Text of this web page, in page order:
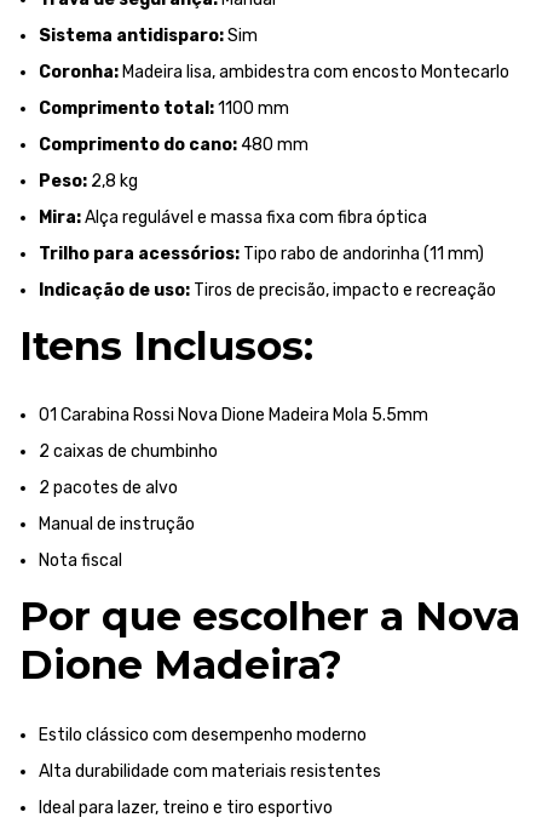
Sistema antidisparo:Sim
Coronha: Madeira lisa, ambidestra com encosto Montecarlo
Comprimento total:1100 mm
Comprimento do cano:480 mm
Peso: 2,8 kg
Mira:Alça regulável e massa fixa com fibra óptica
Trilho para acessórios: Tipo rabo de andorinha (11 mm)
Indicação de uso: Tiros de precisão, impacto e recreação
Itens Inclusos:
01 Carabina Rossi Nova Dione Madeira Mola 5.5mm
2 caixas de chumbinho
2 pacotes de alvo
Manual de instrução
Nota fiscal
Por que escolher a Nova
Dione Madeira?
Estilo clássico com desempenho moderno
Alta durabilidade com materiais resistentes
Ideal para lazer, treino e tiro esportivo